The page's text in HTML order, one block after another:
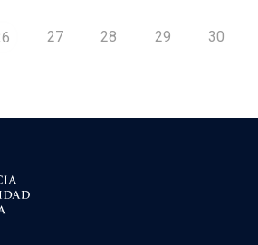
27 28 29 30